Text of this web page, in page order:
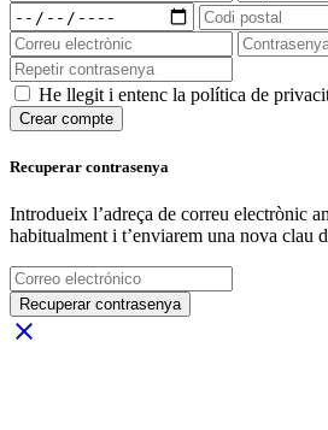
He llegit i entenc la política de
Crear compte
Recuperar contrasenya
Introdueix l’adreça de correu electrònic
habitualment i t’enviarem una nova clau
Recuperar contrasenya
close